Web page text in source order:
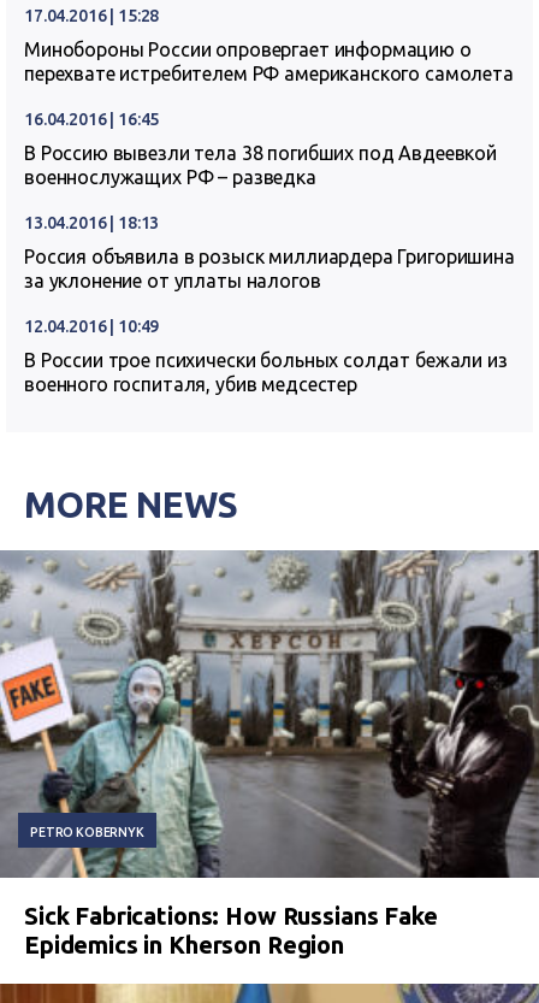
17.04.2016 | 15:28
Минобороны России опровергает информацию о
перехвате истребителем РФ американского самолета
16.04.2016 | 16:45
В Россию вывезли тела 38 погибших под Авдеевкой
военнослужащих РФ – разведка
13.04.2016 | 18:13
Россия объявила в розыск миллиардера Григоришина
за уклонение от уплаты налогов
12.04.2016 | 10:49
В России трое психически больных солдат бежали из
военного госпиталя, убив медсестер
MORE NEWS
PETRO KOBERNYK
Sick Fabrications: How Russians Fake
Epidemics in Kherson Region